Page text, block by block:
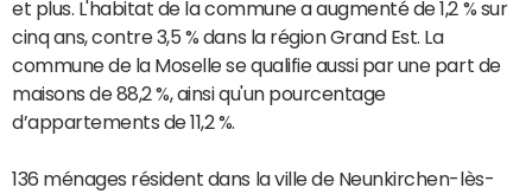
et plus. L'habitat de la commune a augmenté de 1,2 % sur
cinq ans, contre 3,5 % dans la région Grand Est. La
commune de la Moselle se qualifie aussi par une part de
maisons de 88,2 %, ainsi qu'un pourcentage
d’appartements de 11,2 %.
136 ménages résident dans la ville de Neunkirchen-lès-